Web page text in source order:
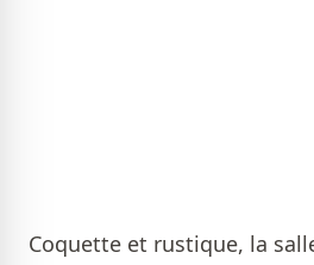
Coquette et rustique, la